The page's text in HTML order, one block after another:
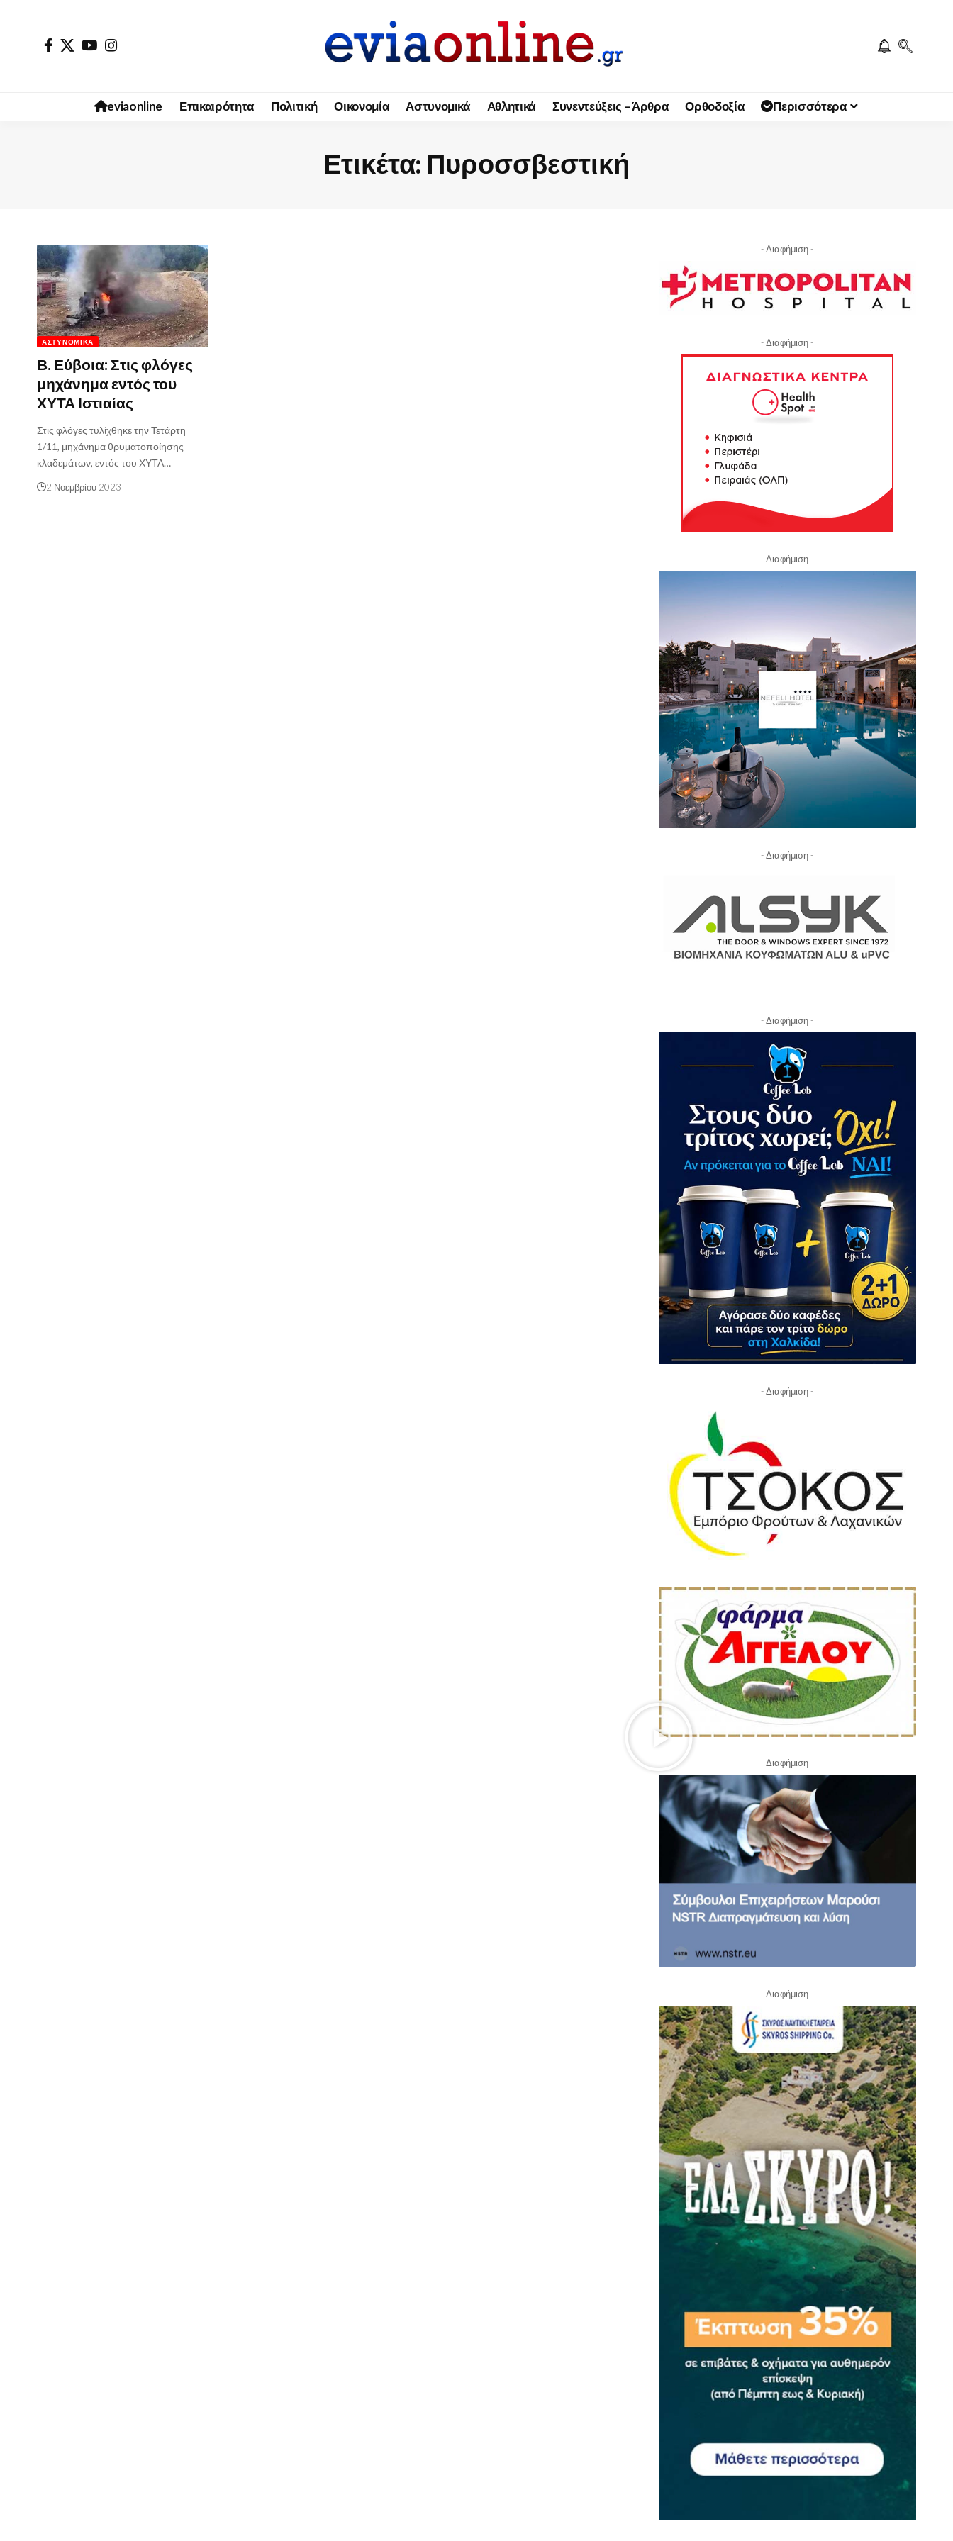
eviaonline Επικαιρότητα Πολιτική Οικονομία Αστυνομικά Αθλητικά Συνεντεύξεις – Άρθρα Ορθοδοξία Περισσότερα
Ετικέτα: Πυροσσβεστική
ΑΣΤΥΝΟΜΙΚΆ
Β. Εύβοια: Στις φλόγες
μηχάνημα εντός του
ΧΥΤΑ Ιστιαίας
Στις φλόγες τυλίχθηκε την Τετάρτη
1/11, μηχάνημα θρυματοποίησης
κλαδεμάτων, εντός του ΧΥΤΑ…
2 Νοεμβρίου 2023
- Διαφήμιση -
- Διαφήμιση -
- Διαφήμιση -
- Διαφήμιση -
- Διαφήμιση -
- Διαφήμιση -
- Διαφήμιση -
- Διαφήμιση -